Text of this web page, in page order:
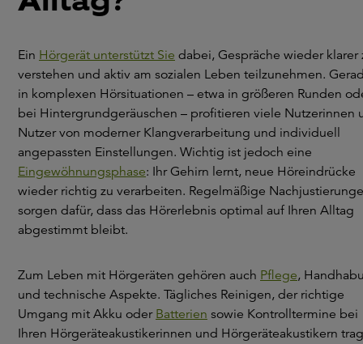
Ein Hörgerät unterstützt Sie dabei, Gespräche wieder klarer
verstehen und aktiv am sozialen Leben teilzunehmen.
in komplexen Hörsituationen – etwa in größeren Runden
bei Hintergrundgeräuschen – profitieren viele Nutzerinnen
Nutzer von moderner Klangverarbeitung und individuell
angepassten Einstellungen. Wichtig ist jedoch eine
Eingewöhnungsphase: Ihr Gehirn lernt, neue Höreindrücke
wieder richtig zu verarbeiten. Regelmäßige
sorgen dafür, dass das Hörerlebnis optimal auf Ihren Alltag
abgestimmt bleibt.
Zum Leben mit Hörgeräten gehören auch Pflege,
und technische Aspekte. Tägliches Reinigen, der richtige
Umgang mit Akku oder Batterien sowie Kontrolltermine bei
Ihren Hörgeräteakustikerinnen und Hörgeräteakustikern